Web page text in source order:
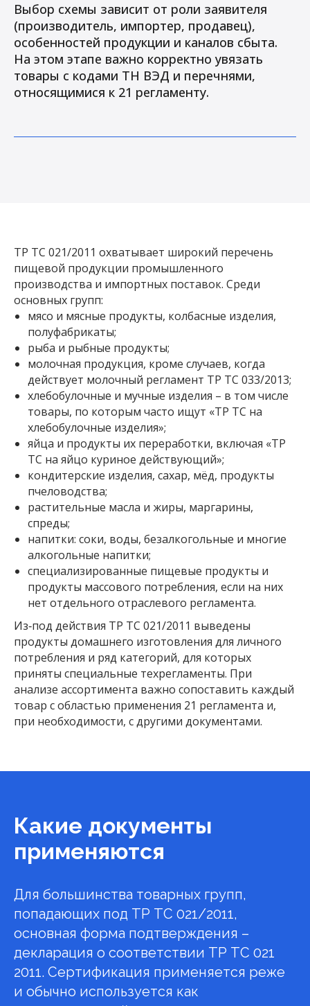
Выбор схемы зависит от роли заявителя
(производитель, импортер, продавец),
особенностей продукции и каналов сбыта.
На этом этапе важно корректно увязать
товары с кодами ТН ВЭД и перечнями,
относящимися к 21 регламенту.
ТР ТС 021/2011 охватывает широкий перечень
пищевой продукции промышленного
производства и импортных поставок. Среди
основных групп:
мясо и мясные продукты, колбасные изделия,
полуфабрикаты;
рыба и рыбные продукты;
молочная продукция, кроме случаев, когда
действует молочный регламент ТР ТС 033/2013;
хлебобулочные и мучные изделия – в том числе
товары, по которым часто ищут «ТР ТС на
хлебобулочные изделия»;
яйца и продукты их переработки, включая «ТР
ТС на яйцо куриное действующий»;
кондитерские изделия, сахар, мёд, продукты
пчеловодства;
растительные масла и жиры, маргарины,
спреды;
напитки: соки, воды, безалкогольные и многие
алкогольные напитки;
специализированные пищевые продукты и
продукты массового потребления, если на них
нет отдельного отраслевого регламента.
Из‑под действия ТР ТС 021/2011 выведены
продукты домашнего изготовления для личного
потребления и ряд категорий, для которых
приняты специальные техрегламенты. При
анализе ассортимента важно сопоставить каждый
товар с областью применения 21 регламента и,
при необходимости, с другими документами.
Какие документы
применяются
Для большинства товарных групп,
попадающих под ТР ТС 021/2011,
основная форма подтверждения –
декларация о соответствии ТР ТС 021
2011. Сертификация применяется реже
и обычно используется как